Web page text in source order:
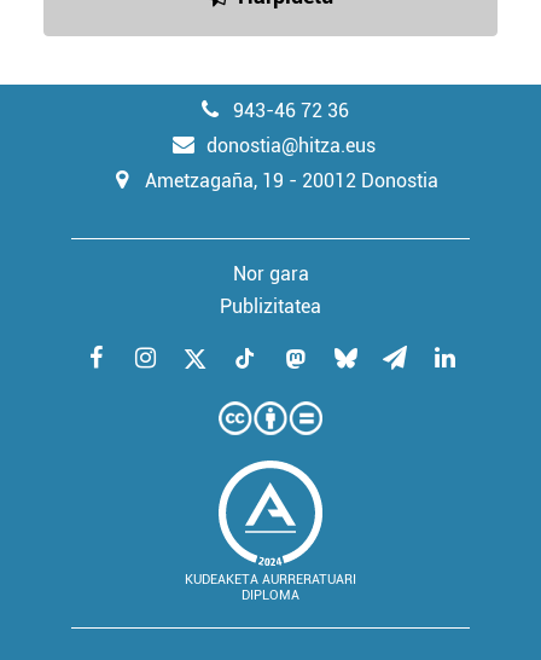
943-46 72 36
donostia@hitza.eus
Ametzagaña, 19 - 20012 Donostia
Nor gara
Publizitatea
KUDEAKETA AURRERATUARI
DIPLOMA